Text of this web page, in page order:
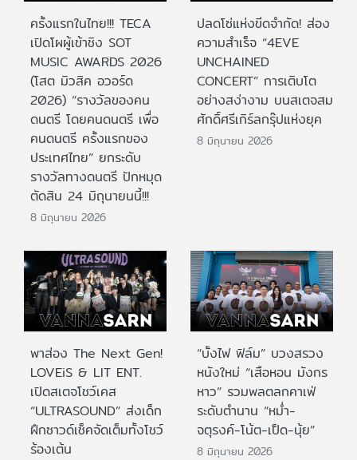
ครั้งแรกในไทย!!! TECA
เปิดโผผู้เข้าชิง SOT
MUSIC AWARDS 2026
(โสต มิวสิค อวอร์ด
2026) “รางวัลของคน
ดนตรี โดยคนดนตรี เพื่อ
คนดนตรี ครั้งแรกของ
ประเทศไทย” ยกระดับ
รางวัลทางดนตรี ปักหมุด
ตัดสิน 24 มิถุนายนนี้!!!
8 มิถุนายน 2026
ปลดโซ่แห่งขีดจำกัด! ส่อง
ความสำเร็จ “4EVE
UNCHAINED
CONCERT” การเติบโต
อย่างสง่างาม บนสเตจสม
ศักดิ์ศรีเกิร์ลกรุ๊ปแห่งยุค
8 มิถุนายน 2026
พาส่อง The Next Gen!
LOVEiS & LIT ENT.
เปิดสเตจโชว์เคส
“ULTRASOUND” ส่งเด็ก
ฝึกซาวด์เช็คจัดเต็มทั้งโชว์
ร้องเต้น
“บั้งไฟ ฟิล์ม” บวงสรวง
หนังใหม่ “เสือหอน มังกร
หาว” รวมพลตลกคาเฟ่
ระดับตำนาน “หม่ำ-
จตุรงค์-โน้ต-เป็ด-นุ้ย”
8 มิถุนายน 2026